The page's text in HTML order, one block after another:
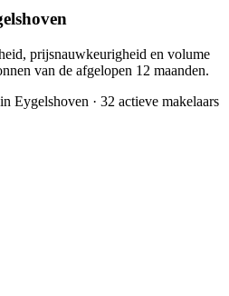
prijsnauwkeurigheid en volume
van de afgelopen 12 maanden.
Eygelshoven · 32 actieve makelaars